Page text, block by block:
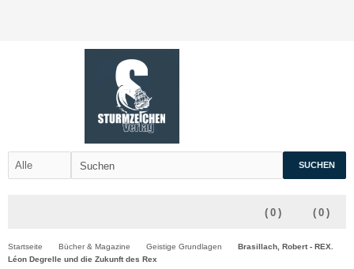
SUCHEN
( 0 )
( 0 )
Startseite Bücher & Magazine Geistige Grundlagen
Brasillach, Robert - REX.
Léon Degrelle und die Zukunft des Rex